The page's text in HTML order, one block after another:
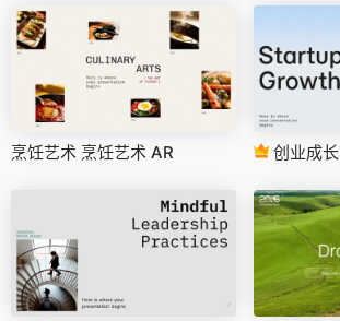
烹饪艺术 烹饪艺术 AR 创业成长